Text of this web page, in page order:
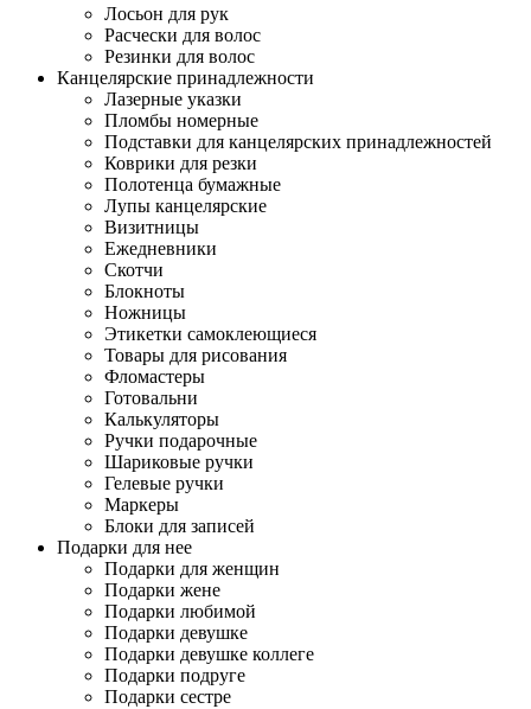
Лосьон для рук
Расчески для волос
Резинки для волос
Канцелярские принадлежности
Лазерные указки
Пломбы номерные
Подставки для канцелярских принадлежностей
Коврики для резки
Полотенца бумажные
Лупы канцелярские
Визитницы
Ежедневники
Скотчи
Блокноты
Ножницы
Этикетки самоклеющиеся
Товары для рисования
Фломастеры
Готовальни
Калькуляторы
Ручки подарочные
Шариковые ручки
Гелевые ручки
Маркеры
Блоки для записей
Подарки для нее
Подарки для женщин
Подарки жене
Подарки любимой
Подарки девушке
Подарки девушке коллеге
Подарки подруге
Подарки сестре